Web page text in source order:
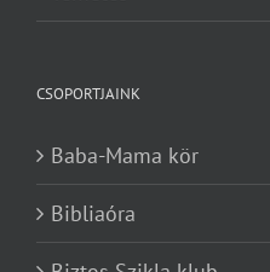
CSOPORTJAINK
Baba-Mama kör
Bibliaóra